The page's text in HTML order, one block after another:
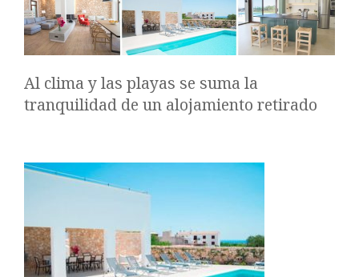
Al clima y las playas se suma la
tranquilidad de un alojamiento retirado